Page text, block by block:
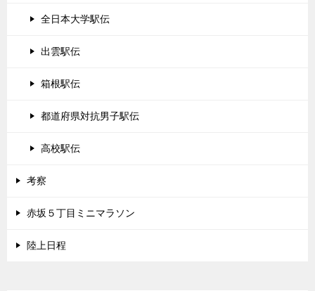
全日本大学駅伝
出雲駅伝
箱根駅伝
都道府県対抗男子駅伝
高校駅伝
考察
赤坂５丁目ミニマラソン
陸上日程